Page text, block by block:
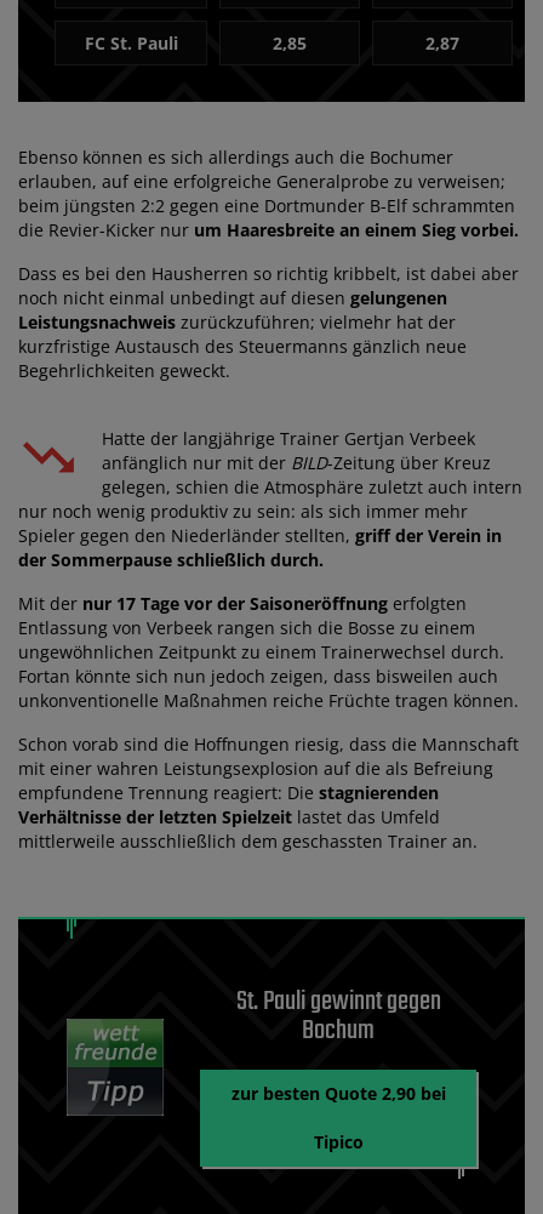
FC St. Pauli 2,85 2,87
Ebenso können es sich allerdings auch die Bochumer
erlauben, auf eine erfolgreiche Generalprobe zu verweisen;
beim jüngsten 2:2 gegen eine Dortmunder B-Elf schrammten
die Revier-Kicker nur um Haaresbreite an einem Sieg vorbei.
Dass es bei den Hausherren so richtig kribbelt, ist dabei aber
noch nicht einmal unbedingt auf diesen gelungenen
Leistungsnachweis zurückzuführen; vielmehr hat der
kurzfristige Austausch des Steuermanns gänzlich neue
Begehrlichkeiten geweckt.
Hatte der langjährige Trainer Gertjan Verbeek
anfänglich nur mit der BILD-Zeitung über Kreuz
gelegen, schien die Atmosphäre zuletzt auch intern
nur noch wenig produktiv zu sein: als sich immer mehr
Spieler gegen den Niederländer stellten, griff der Verein in
der Sommerpause schließlich durch.
Mit der nur 17 Tage vor der Saisoneröffnung erfolgten
Entlassung von Verbeek rangen sich die Bosse zu einem
ungewöhnlichen Zeitpunkt zu einem Trainerwechsel durch.
Fortan könnte sich nun jedoch zeigen, dass bisweilen auch
unkonventionelle Maßnahmen reiche Früchte tragen können.
Schon vorab sind die Hoffnungen riesig, dass die Mannschaft
mit einer wahren Leistungsexplosion auf die als Befreiung
empfundene Trennung reagiert: Die stagnierenden
Verhältnisse der letzten Spielzeit lastet das Umfeld
mittlerweile ausschließlich dem geschassten Trainer an.
St. Pauli gewinnt gegen
Bochum
zur besten Quote 2,90 bei
Tipico